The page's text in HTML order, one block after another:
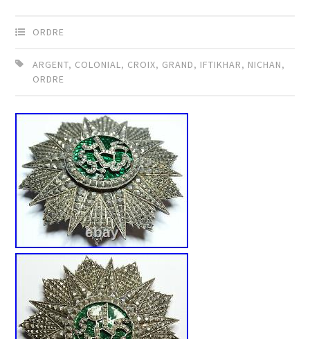
ORDRE
ARGENT, COLONIAL, CROIX, GRAND, IFTIKHAR, NICHAN,
ORDRE